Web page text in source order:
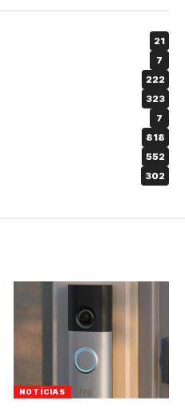
21
7
222
323
7
818
552
302
NOTÍCIAS